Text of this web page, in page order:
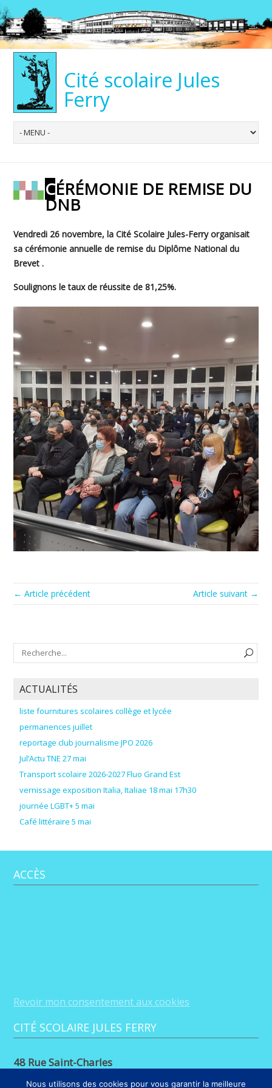
Cité scolaire Jules
Ferry
CÉRÉMONIE DE REMISE DU
DNB
Vendredi 26 novembre, la Cité Scolaire Jules-Ferry organisait
sa cérémonie annuelle de remise du Diplôme National du
Brevet .
Soulignons le taux de réussite de 81,25%.
← Article précédent Article suivant →
ACTUALITÉS
liste fournitures scolaires collège et lycée
permanences juillet
reportage club journalisme JPO 2026
Jul’Actu TNE 27 mai
Transport scolaire 2026-2027 Fluo Grand Est
vernissage exposition Italia, Italiae 18 mai 17h30
journée LGBT+ 5 mai
Café littéraire 5 mai
ACCÈS
Revoir mon consentement aux cookies
CITÉ SCOLAIRE JULES FERRY
48 Rue Saint-Charles
Nous utilisons des cookies pour vous garantir la meilleure